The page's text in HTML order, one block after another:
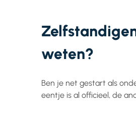
weten?
Ben je net gestart als
eentje is al officieel, de